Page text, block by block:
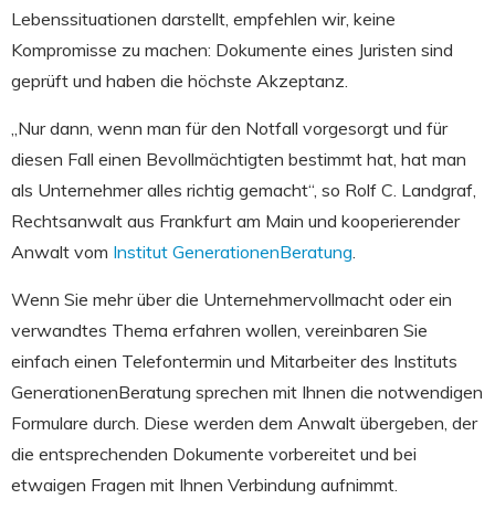
Lebenssituationen darstellt, empfehlen wir, keine
Kompromisse zu machen: Dokumente eines Juristen sind
geprüft und haben die höchste Akzeptanz.
„Nur dann, wenn man für den Notfall vorgesorgt und für
diesen Fall einen Bevollmächtigten bestimmt hat, hat man
als Unternehmer alles richtig gemacht“, so Rolf C. Landgraf,
Rechtsanwalt aus Frankfurt am Main und kooperierender
Anwalt vom Institut GenerationenBeratung
Wenn Sie mehr über die Unternehmervollmacht oder ein
verwandtes Thema erfahren wollen, vereinbaren Sie
einfach einen Telefontermin und Mitarbeiter des Instituts
GenerationenBeratung sprechen mit Ihnen die notwendigen
Formulare durch. Diese werden dem Anwalt übergeben, der
die entsprechenden Dokumente vorbereitet und bei
etwaigen Fragen mit Ihnen Verbindung aufnimmt.